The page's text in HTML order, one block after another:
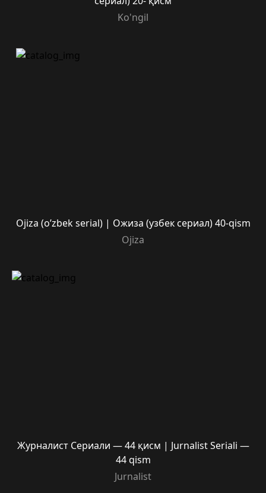
Ko'ngil
Ojiza (o’zbek serial) | Ожиза (узбек сериал) 40-qism
Ojiza
Журналист Сериали — 44 қисм | Jurnalist Seriali —
44 qism
Jurnalist